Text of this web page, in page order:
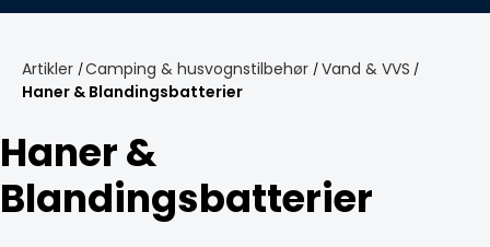
Om os Brands Tips & guider
Artikler /Camping & husvognstilbehør / Vand & VVS /
Haner & Blandingsbatterier
Haner &
Blandingsbatterier